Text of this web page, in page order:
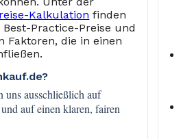
Kalkulation finden
Practice-Preise und
Faktoren, die in einen
uns ausschließlich auf
auf einen klaren, fairen